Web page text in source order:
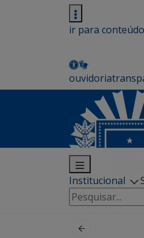
ir para conteúdo
ouvidoria
Institucional
Pesquisar
por: